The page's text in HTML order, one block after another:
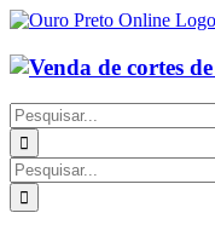
Ir
o
conteúdo
Buscar
resultados
para:
Buscar
resultados
para: